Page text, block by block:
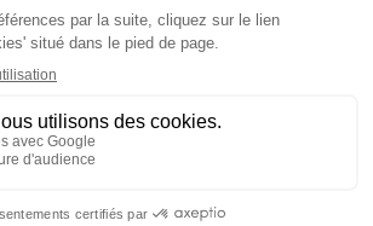
Politique de cookies
de propriété intellectuelle